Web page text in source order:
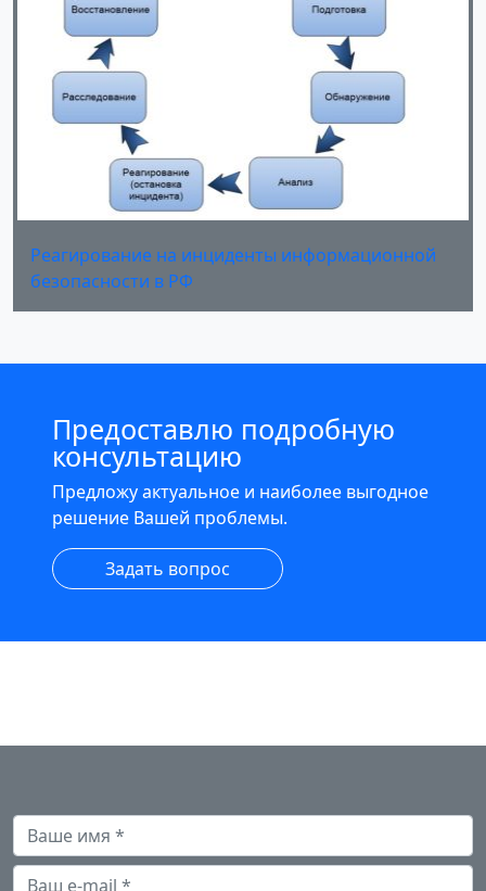
Реагирование на инциденты информационной
безопасности в РФ
Предоставлю подробную
консультацию
Предложу актуальное и наиболее выгодное
решение Вашей проблемы.
Задать вопрос